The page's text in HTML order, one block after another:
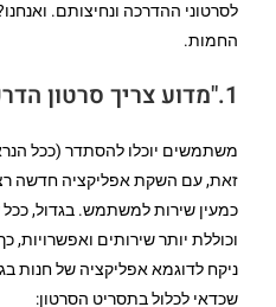
לסרטוני ההדרכה ונחיצותם.
החמות.
1."מדוע צריך סרטון הדרכה לאפליקציה?"
משתמשים יוכלו להסתדר (ככל
זאת, עם השקת אפליקציה חדשה
כמעין שירות למשתמש. בגדול,
וכוללת יותר שירותים ואפשרויות,
ניקח לדוגמא אפליקציה של חנות
שכדאי לכלול בתסריט הסרטון: